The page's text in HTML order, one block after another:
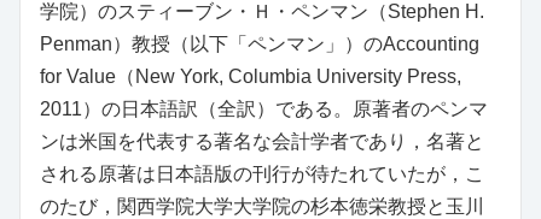
学院）のスティーブン・Ｈ・ペンマン（Stephen H.
Penman）教授（以下「ペンマン」）のAccounting
for Value（New York, Columbia University Press,
2011）の日本語訳（全訳）である。原著者のペンマ
ンは米国を代表する著名な会計学者であり，名著と
される原著は日本語版の刊行が待たれていたが，こ
のたび，関西学院大学大学院の杉本徳栄教授と玉川